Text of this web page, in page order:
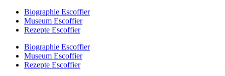
Biographie Escoffier
Museum Escoffier
Rezepte Escoffier
Biographie Escoffier
Museum Escoffier
Rezepte Escoffier